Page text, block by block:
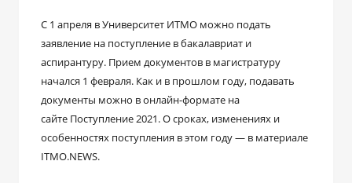
С 1 апреля в Университет ИТМО можно подать
заявление на поступление в бакалавриат и
аспирантуру. Прием документов в магистратуру
начался 1 февраля. Как и в прошлом году, подавать
документы можно в онлайн-формате на
сайте Поступление 2021. О сроках, изменениях и
особенностях поступления в этом году — в материале
ITMO.NEWS.